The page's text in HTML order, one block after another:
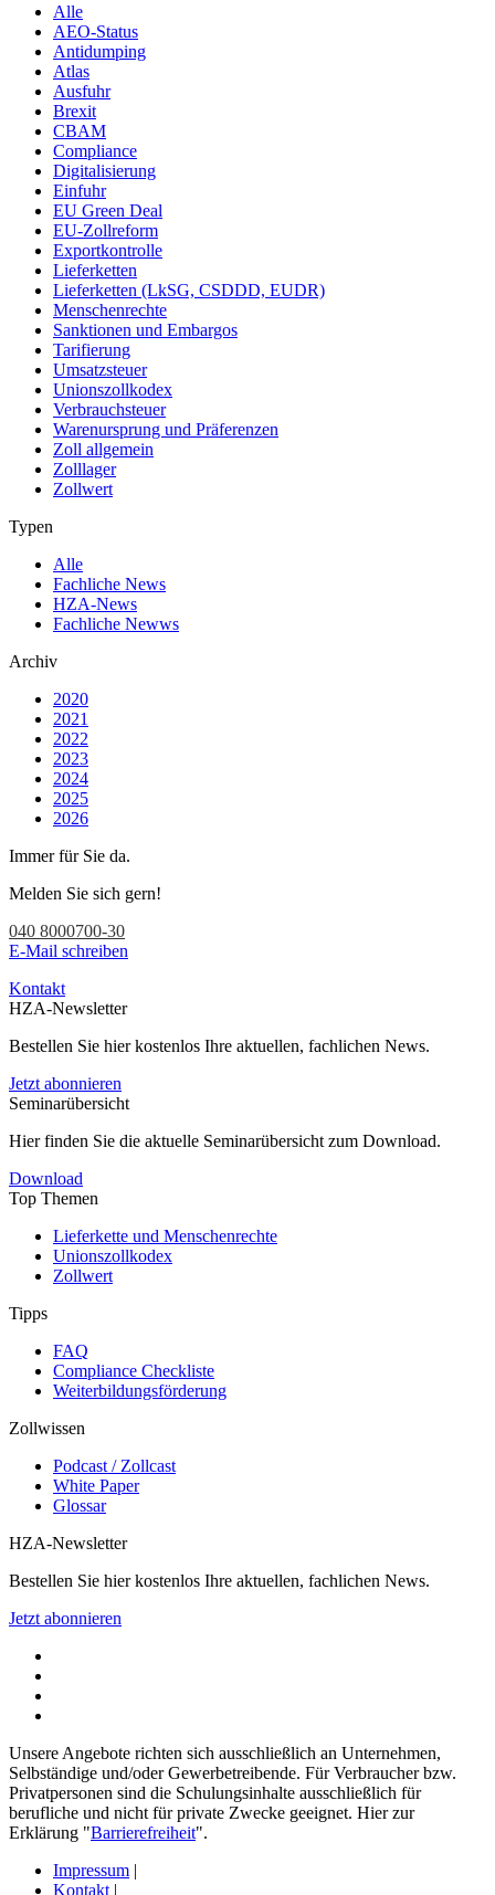
Alle
AEO-Status
Antidumping
Atlas
Ausfuhr
Brexit
CBAM
Compliance
Digitalisierung
Einfuhr
EU Green Deal
EU-Zollreform
Exportkontrolle
Lieferketten
Lieferketten (LkSG, CSDDD, EUDR)
Menschenrechte
Sanktionen und Embargos
Tarifierung
Umsatzsteuer
Unionszollkodex
Verbrauchsteuer
Warenursprung und Präferenzen
Zoll allgemein
Zolllager
Zollwert
Typen
Alle
Fachliche News
HZA-News
Fachliche Newws
Archiv
2020
2021
2022
2023
2024
2025
2026
Immer für Sie da.
Melden Sie sich gern!
040 8000700-30
E-Mail schreiben
Kontakt
HZA-Newsletter
Bestellen Sie hier kostenlos Ihre aktuellen, fachlichen News.
Jetzt abonnieren
Seminarübersicht
Hier finden Sie die aktuelle Seminarübersicht zum Download.
Download
Top Themen
Lieferkette und Menschenrechte
Unionszollkodex
Zollwert
Tipps
FAQ
Compliance Checkliste
Weiterbildungsförderung
Zollwissen
Podcast / Zollcast
White Paper
Glossar
HZA-Newsletter
Bestellen Sie hier kostenlos Ihre aktuellen, fachlichen News.
Jetzt abonnieren
Unsere Angebote richten sich ausschließlich an Unternehmen,
Selbständige und/oder Gewerbetreibende. Für Verbraucher bzw.
Privatpersonen sind die Schulungsinhalte ausschließlich für
berufliche und nicht für private Zwecke geeignet. Hier zur
Erklärung "Barrierefreiheit".
Impressum |
Kontakt |